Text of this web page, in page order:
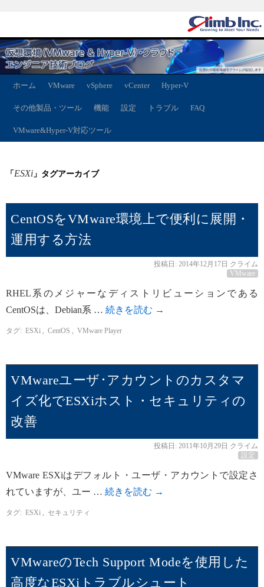
ホーム VMware vSphere vCenter Hyper-V
その他製品・ツール 機能 設定 トラブル FAQ
VMware&Hyper-V対応ツール
「ESXi 」タグアーカイブ
CentOSをVMware環境上で便利に展開・
運用する方法
投稿日: 2014年12月17日 クライム
VMware
RHEL系のメジャーなディストリビューションである
CentOSは、Debian系 … 続きを読む →
タグ: ESXi CentOS VMware Player
VMwareユーザ･アカウントのカスタマ
イズ化でESXiホスト・セキュリティの
改善
投稿日: 2011年10月29日 クライム
設定
VMware ESXiはデフォルト・ユーザ・アカウントで設定さ
れていますが、ユー … 続きを読む →
タグ: ESXi セキュリティ
VMwareのTech Support Modeを使用した
高度なESXiトラブルシュート